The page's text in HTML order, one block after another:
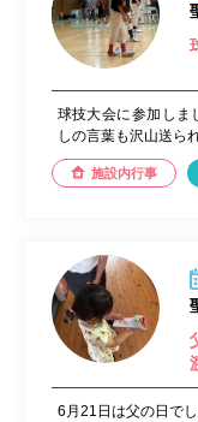
球技大会に参加しま
しの言葉も沢山送ら
施設内行事
6月21日は父の日で